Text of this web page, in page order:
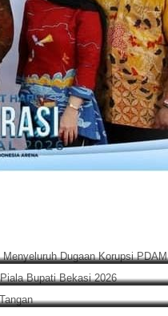
Menyeluruh
Futsal Piala Bupati
Turun Tangan
Kades Sukaraya Keenam